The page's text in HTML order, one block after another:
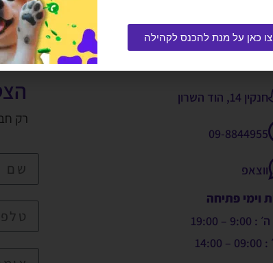
חנקין 14, הוד השרון
09-8844955
ווצאפ
וימי פתיחה
– 19:00
רק
כאן על מנת להכנס לקהילה